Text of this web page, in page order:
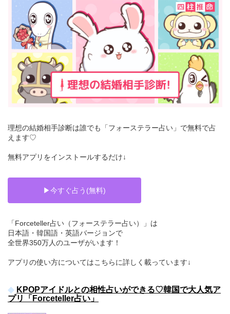
理想の結婚相手診断は誰でも「フォーステラー占い」で無料で占
えます♡
無料アプリをインストールするだけ↓
▶︎今すぐ占う(無料)
「Forceteller占い（フォーステラー占い）」は
日本語・韓国語・英語バージョンで
全世界350万人のユーザがいます！
アプリの使い方についてはこちらに詳しく載っています↓
KPOPアイドルとの相性占いができる♡韓国で大人気ア
プリ「Forceteller占い」